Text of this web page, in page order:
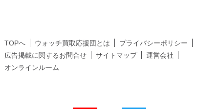
TOPへ ウォッチ買取応援団とは
プライバシーポリシー
広告掲載に関するお問合せ
サイトマップ
運営会社
オンラインルーム